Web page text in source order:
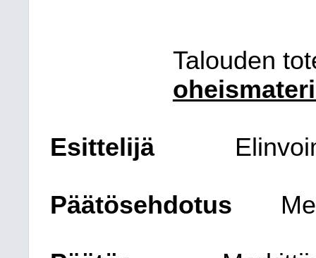
Talouden
Esittelijä
Päätösehdotus